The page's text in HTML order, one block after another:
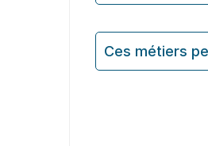
Ces métiers